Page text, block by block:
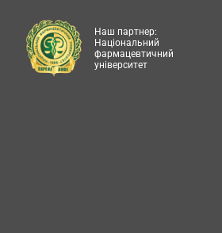
Наш партнер:
Національний
фармацевтичний
університет